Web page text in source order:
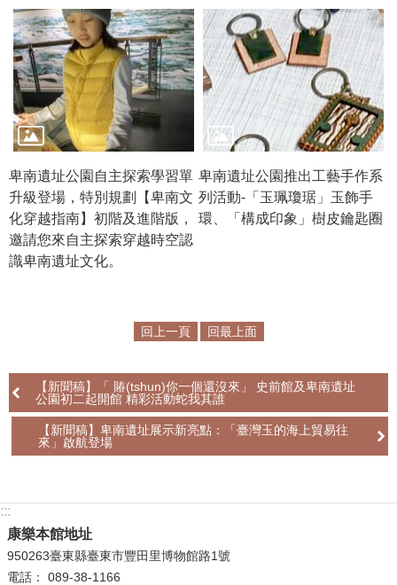
卑南遺址公園自主探索學習單
升級登場，特別規劃【卑南文
化穿越指南】初階及進階版，
邀請您來自主探索穿越時空認
識卑南遺址文化。
卑南遺址公園推出工藝手作系
列活動-「玉珮瓊琚」玉飾手
環、「構成印象」樹皮鑰匙圈
回上一頁 回最上面
【新聞稿】「 賰(tshun)你一個還沒來」 史前館及卑南遺址
公園初二起開館 精彩活動蛇我其誰
【新聞稿】卑南遺址展示新亮點：「臺灣玉的海上貿易往
來」啟航登場
:::
康樂本館地址
950263臺東縣臺東市豐田里博物館路1號
電話： 089-38-1166